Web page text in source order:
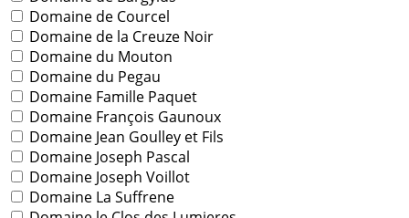
Domaine de Courcel
Domaine de la Creuze Noir
Domaine du Mouton
Domaine du Pegau
Domaine Famille Paquet
Domaine François Gaunoux
Domaine Jean Goulley et Fils
Domaine Joseph Pascal
Domaine Joseph Voillot
Domaine La Suffrene